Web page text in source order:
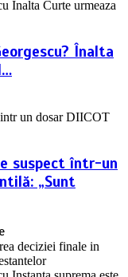
Înalta
suspect într-un
„Sunt